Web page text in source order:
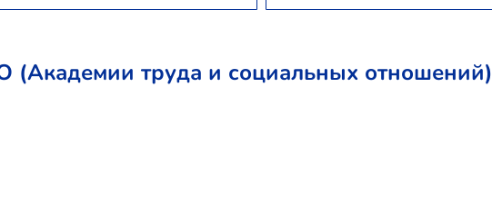
(Академии труда и социальных отношений)